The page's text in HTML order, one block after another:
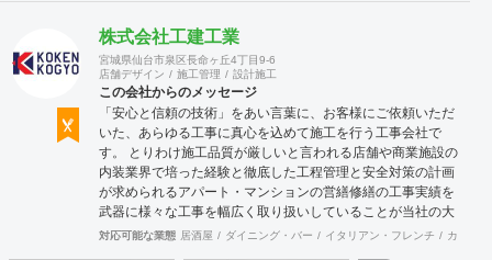
株式会社工建工業
宮城県仙台市泉区長命ヶ丘4丁目9-6
店舗デザイン
施工管理 設計施工
この会社からのメッセージ
「安心と信頼の技術」をあい言葉に、お客様にご依頼いただ
いた、あらゆる工事に真心を込めて施工を行う工事会社で
す。 とりわけ施工品質が厳しいと言われる店舗や商業施設の
内装業界で培った経験と徹底した工程管理と安全対策の計画
が求められるアパート・マンションの営繕修繕の工事実績を
武器に様々な工事を幅広く取り扱いしていることが当社の大
きな特徴です。
対応可能な業態 居酒屋 ダイニング・バー イタリアン・フレンチ カフェ